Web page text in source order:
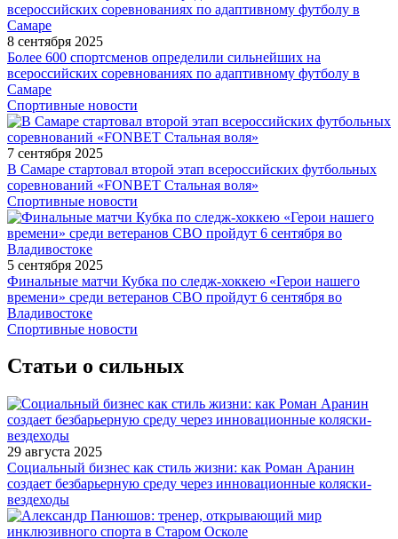
8 сентября 2025
Более 600 спортсменов определили сильнейших на
всероссийских соревнованиях по адаптивному футболу в
Самаре
Спортивные новости
7 сентября 2025
В Самаре стартовал второй этап всероссийских футбольных
соревнований «FONBET Стальная воля»
Спортивные новости
5 сентября 2025
Финальные матчи Кубка по следж-хоккею «Герои нашего
времени» среди ветеранов СВО пройдут 6 сентября во
Владивостоке
Спортивные новости
Статьи о сильных
29 августа 2025
Социальный бизнес как стиль жизни: как Роман Аранин
создает безбарьерную среду через инновационные коляски-
вездеходы